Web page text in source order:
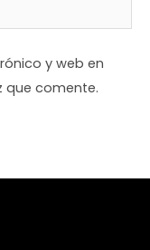
y web en
que comente.